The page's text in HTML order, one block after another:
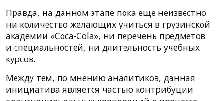
Правда, на данном этапе пока еще неизвестно
ни количество желающих учиться в грузинской
академии «Coca-Cola», ни перечень предметов
и специальностей, ни длительность учебных
курсов.
Между тем, по мнению аналитиков, данная
инициатива является частью контрибуции